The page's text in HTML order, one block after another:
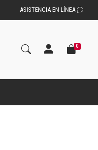
ASISTENCIA EN LÍNEA
0